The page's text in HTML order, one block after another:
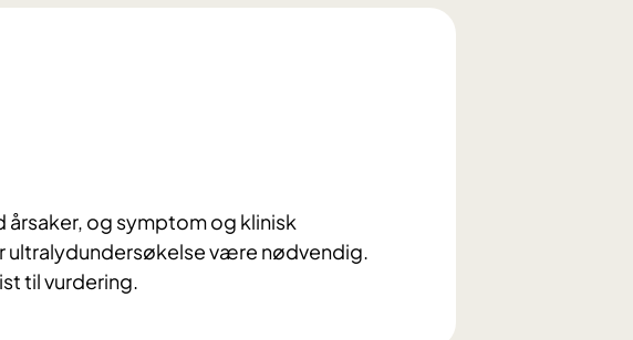
årsaker, og symptom og klinisk
ultralydundersøkelse være nødvendig.
til vurdering.